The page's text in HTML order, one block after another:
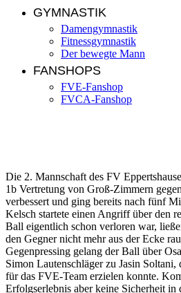
GYMNASTIK
Damengymnastik
Fitnessgymnastik
Der bewegte Mann
FANSHOPS
FVE-Fanshop
FVCA-Fanshop
Die 2. Mannschaft des FV
1b Vertretung von Groß-Zimmern
verbessert und ging bereits nach fünf
Kelsch startete einen Angriff über den
Ball eigentlich schon verloren war,
den Gegner nicht mehr aus der Ecke
Gegenpressing gelang der Ball über
Simon Lautenschläger zu Jasin Soltani,
für das FVE-Team erzielen konnte.
Erfolgserlebnis aber keine Sicherheit in